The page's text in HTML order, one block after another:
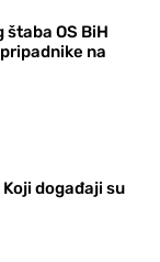
OS BiH
na
događaji su